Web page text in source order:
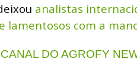
analistas
lamentosos com a
DO AGROFY